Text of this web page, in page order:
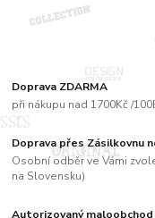
Doprava ZDARMA
při nákupu nad 1700Kč /
Doprava přes Zásilkovnu
Osobní odběr ve Vámi
na Slovensku)
Autorizovaný